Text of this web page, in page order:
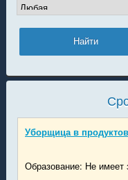
Уборщица в
Образование: Не имеет